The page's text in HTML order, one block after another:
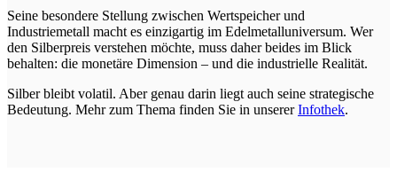
Seine besondere Stellung zwischen Wertspeicher und
Industriemetall macht es einzigartig im Edelmetalluniversum. Wer
den Silberpreis verstehen möchte, muss daher beides im Blick
behalten: die monetäre Dimension – und die industrielle Realität.
Silber bleibt volatil. Aber genau darin liegt auch seine strategische
Bedeutung. Mehr zum Thema finden Sie in unsererInfothek.